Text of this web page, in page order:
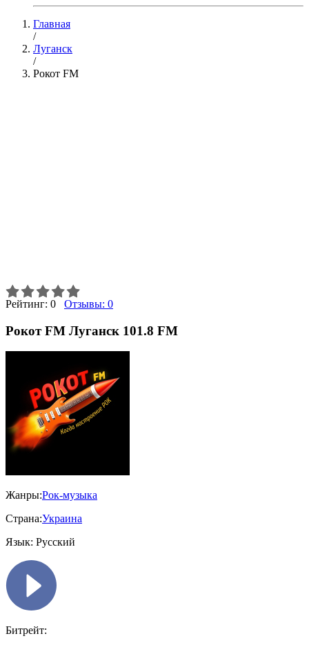
Главная
/
Луганск
/
Рокот FM
Рейтинг: 0 Отзывы: 0
Рокот FM Луганск 101.8 FM
Жанры:Рок-музыка
Страна:Украина
Язык: Русский
Битрейт: